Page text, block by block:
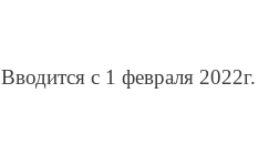
Вводится с 1 февраля 2022г.